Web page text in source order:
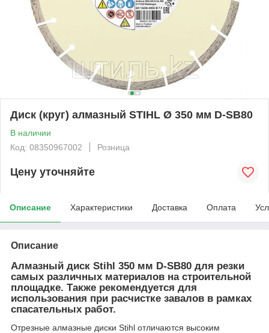
Диск (круг) алмазный STIHL Ø 350 мм D-SB80
В наличии
Код: 08350967002
Розница
Цену уточняйте
Описание Характеристики Доставка Оплата
Описание
Алмазный диск Stihl 350 мм D-SB80 для резки
самых различных материалов на строительной
площадке. Также рекомендуется для
использования при расчистке завалов в рамках
спасательных работ.
Отрезные алмазные диски Stihl отличаются высоким